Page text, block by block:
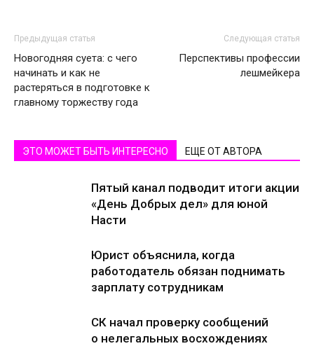
Предыдущая статья
Новогодняя суета: с чего
начинать и как не
растеряться в подготовке к
главному торжеству года
Следующая статья
Перспективы профессии
лешмейкера
ЭТО МОЖЕТ БЫТЬ ИНТЕРЕСНО ЕЩЕ ОТ АВТОРА
Пятый канал подводит итоги акции
«День Добрых дел» для юной
Насти
Юрист объяснила, когда
работодатель обязан поднимать
зарплату сотрудникам
СК начал проверку сообщений
о нелегальных восхождениях